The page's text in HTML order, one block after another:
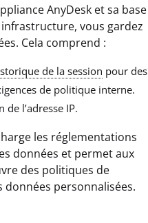
AnyDesk et sa base
vous gardez
Cela comprend :
de la session pour des
de politique interne.
de l’adresse IP.
les réglementations
données et permet aux
des politiques de
personnalisées.